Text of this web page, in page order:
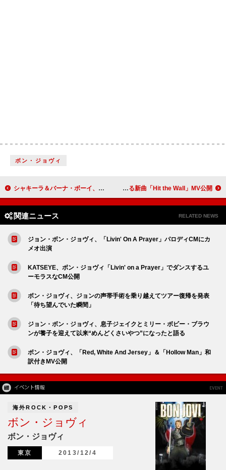
ボン・ジョヴィ
シャキーラ＆バーナ・ボーイ、【FIFAワールドカップ2026】公式ソング「Dai Dai」公開 日本語歌詞も登場 グレイシー・エイブラムス、新たな時代を幕開ける新曲「Hit the Wall」MV公開
関連ニュース RELATED NEWS
ジョン・ボン・ジョヴィ、「Livin' On A Prayer」パロディCMにカ
メオ出演
KATSEYE、ボン・ジョヴィ「Livin' on a Prayer」でダンスするユ
ーモラスなCM公開
ボン・ジョヴィ、ジョンの声帯手術を乗り越えてツアー復帰を発表
「待ち望んでいた瞬間」
ジョン・ボン・ジョヴィ、息子ジェイクとミリー・ボビー・ブラウ
ンが養子を迎えて以来“めんどくさいやつ”になったと語る
ボン・ジョヴィ、「Red, White And Jersey」＆「Hollow Man」和
訳付きMV公開
海外ROCK・POPS
ボン・ジョヴィ
ボン・ジョヴィ
東京 2013/12/4